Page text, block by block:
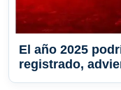
El año 2025
registrado,